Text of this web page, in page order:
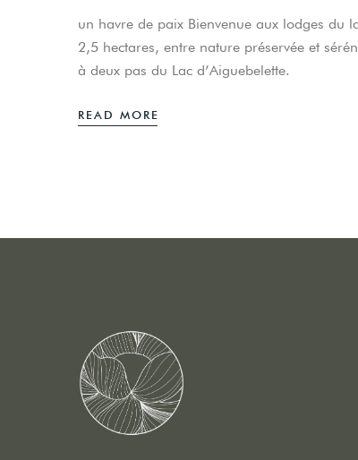
un havre de paix Bienvenue aux lodges du
2,5 hectares, entre nature préservée et
à deux pas du Lac d’Aiguebelette.
READ MORE